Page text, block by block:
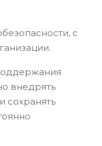
с
внедрять
сохранять